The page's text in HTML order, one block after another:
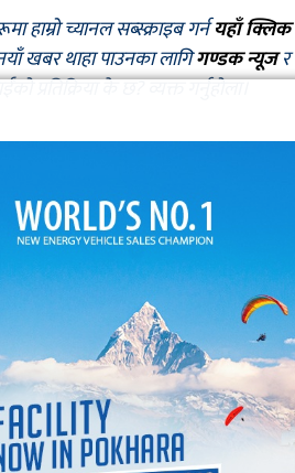
हाम्रो च्यानल सब्स्क्राइब गर्नयहाँ क्लिक
खबर थाहा पाउनका लागिगण्डक न्यूजर
प्रतिक्रिया के छ? व्यक्त गर्नुहोला।